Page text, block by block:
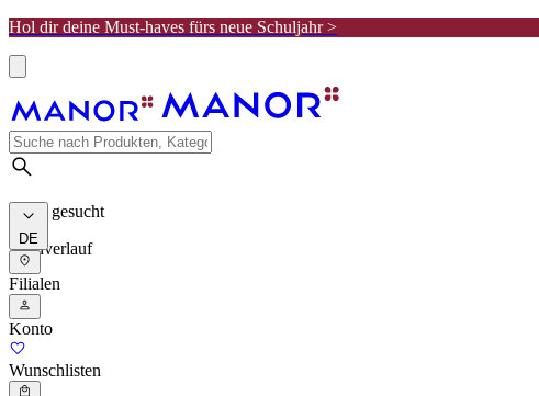
Hol dir deine Must-haves fürs neue Schuljahr >
Meist gesucht
Suchverlauf
DE
Filialen
Konto
Wunschlisten